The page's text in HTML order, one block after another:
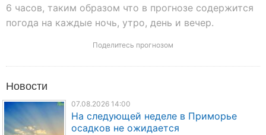
6 часов, таким образом что в прогнозе содержится
погода на каждые ночь, утро, день и вечер.
Поделитесь прогнозом
Новости
07.08.2026 14:00
На следующей неделе в Приморье
осадков не ожидается